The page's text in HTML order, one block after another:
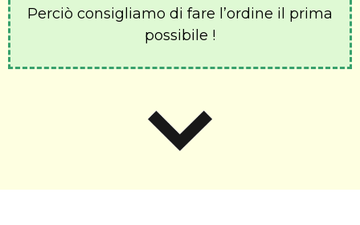
Perciò consigliamo di fare l’ordine il prima
possibile !